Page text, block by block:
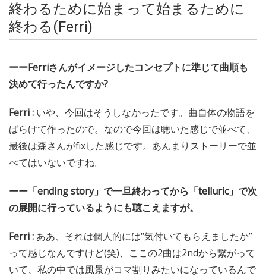
終わるために始まって始まるために
終わる(Ferri)
ーーFerriさんがイメージしたコンセプトに準じて曲順も
決めて行ったんですか?
Ferri : いや、今回はそうしなかったです。曲自体の物語を
ばらけて作ったので。なので今回は聴いた感じで並べて、
最後は森さんがfixした感じです。あんまりストーリーで並
べてはいないですね。
ーー「ending story」で一旦終わってから「telluric」で次
の展開に行っているようにも聴こえますが。
Ferri : ああ、それは個人的には“気付いてもらえましたか”
って感じなんですけど(笑)、ここの2曲は2ndから繋がって
いて、私の中では風景がコマ割りみたいになっているんで